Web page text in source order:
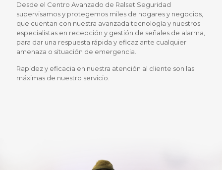
Desde el Centro Avanzado de Ralset Seguridad
supervisamos y protegemos miles de hogares y negocios,
que cuentan con nuestra avanzada tecnología y nuestros
especialistas en recepción y gestión de señales de alarma,
para dar una respuesta rápida y eficaz ante cualquier
amenaza o situación de emergencia.
Rapidez y eficacia en nuestra atención al cliente son las
máximas de nuestro servicio.